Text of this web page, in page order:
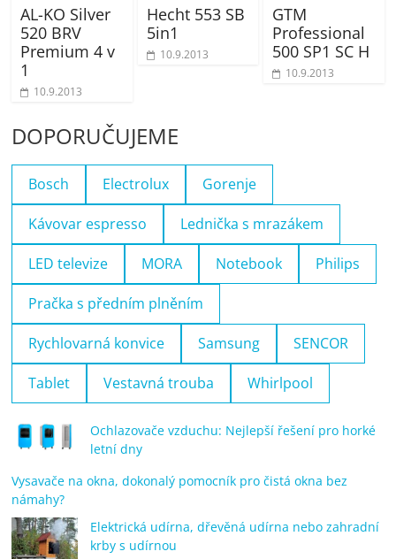
AL-KO Silver
520 BRV
Premium 4 v
1
10.9.2013
Hecht 553 SB
5in1
10.9.2013
GTM
Professional
500 SP1 SC H
10.9.2013
DOPORUČUJEME
Bosch Electrolux Gorenje
Kávovar espresso Lednička s mrazákem
LED televize MORA Notebook Philips
Pračka s předním plněním
Rychlovarná konvice Samsung SENCOR
Tablet Vestavná trouba Whirlpool
Ochlazovače vzduchu: Nejlepší řešení pro horké
letní dny
Vysavače na okna, dokonalý pomocník pro čistá okna bez
námahy?
Elektrická udírna, dřevěná udírna nebo zahradní
krby s udírnou